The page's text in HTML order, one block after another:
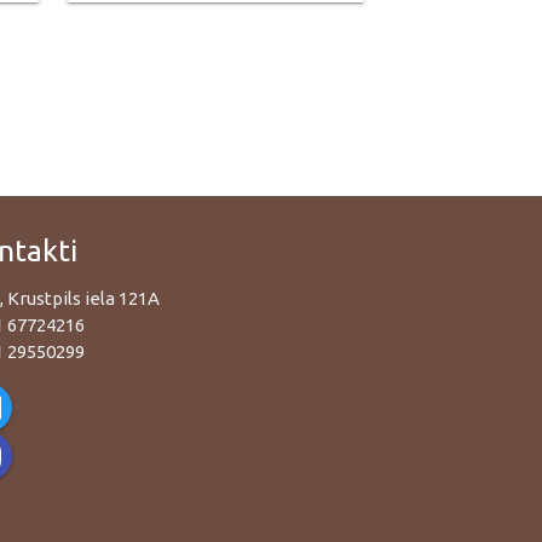
Krustpils iela 121A
67724216
29550299